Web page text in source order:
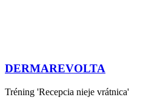
DERMAREVOLTA
Tréning 'Recepcia nieje vrátnica'